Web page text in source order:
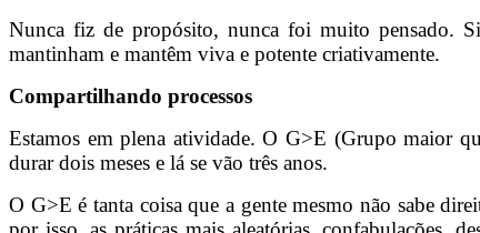
Nunca fiz de propósito, nunca foi muito pensado.
mantinham e mantêm viva e potente criativamente.
Compartilhando processos
Estamos em plena atividade. O G>E (Grupo maior
durar dois meses e lá se vão três anos.
O G>E é tanta coisa que a gente mesmo não sabe